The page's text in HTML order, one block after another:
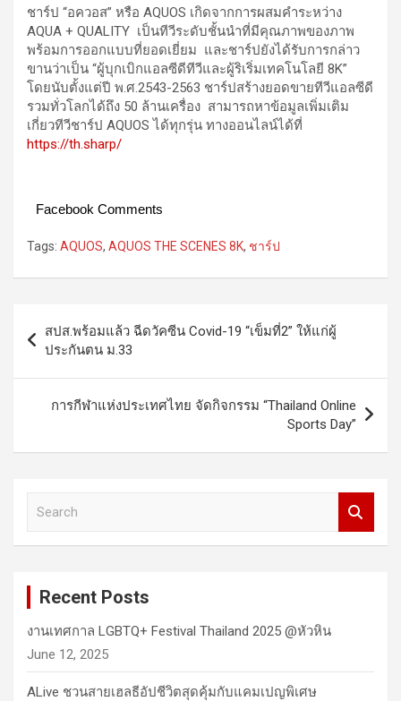
ชาร์ป “อควอส” หรือ AQUOS เกิดจากการผสมคำระหว่าง
AQUA + QUALITY เป็นทีวีระดับชั้นนำที่มีคุณภาพของภาพ
พร้อมการออกแบบที่ยอดเยี่ยม และชาร์ปยังได้รับการกล่าว
ขานว่าเป็น “ผู้บุกเบิกแอลซีดีทีวีและผู้ริเริ่มเทคโนโลยี 8K”
โดยนับตั้งแต่ปี พ.ศ.2543-2563 ชาร์ปสร้างยอดขายทีวีแอลซีดี
รวมทั่วโลกได้ถึง 50 ล้านเครื่อง สามารถหาข้อมูลเพิ่มเติม
เกี่ยวทีวีชาร์ป AQUOS ได้ทุกรุ่น ทางออนไลน์ได้ที่
https://th.sharp/
Facebook Comments
Tags: AQUOS, AQUOS THE SCENES 8K, ชาร์ป
navigation
สปส.พร้อมแล้ว ฉีดวัคซีน Covid-19 “เข็มที่2” ให้แก่ผู้
ประกันตน ม.33
การกีฬาแห่งประเทศไทย จัดกิจกรรม “Thailand Online
Sports Day”
Recent Posts
งานเทศกาล LGBTQ+ Festival Thailand 2025 @หัวหิน
June 12, 2025
ALive ชวนสายเฮลธีอัปชีวิตสุดคุ้มกับแคมเปญพิเศษ